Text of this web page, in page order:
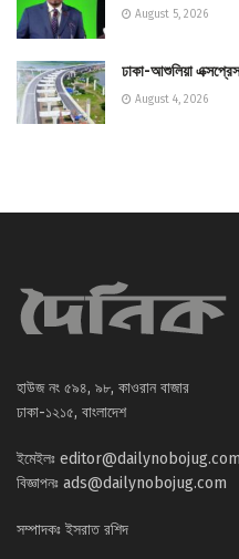
August 5, 2026
ঢাকা-আশুলিয়া
August 4, 2026
হাউজ নং ৫৯৪, ৯৮, কাওরান বাজার
ঢাকা-১২১৫, বাংলাদেশ
ইমেইলঃ editor@dailynobojug.com
বিজ্ঞাপনঃ ads@dailynobojug.com
সম্পাদকঃ ইসরাত রশিদ